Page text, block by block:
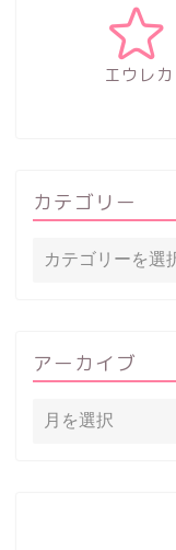
エウレカ
カテゴリー
アーカイブ